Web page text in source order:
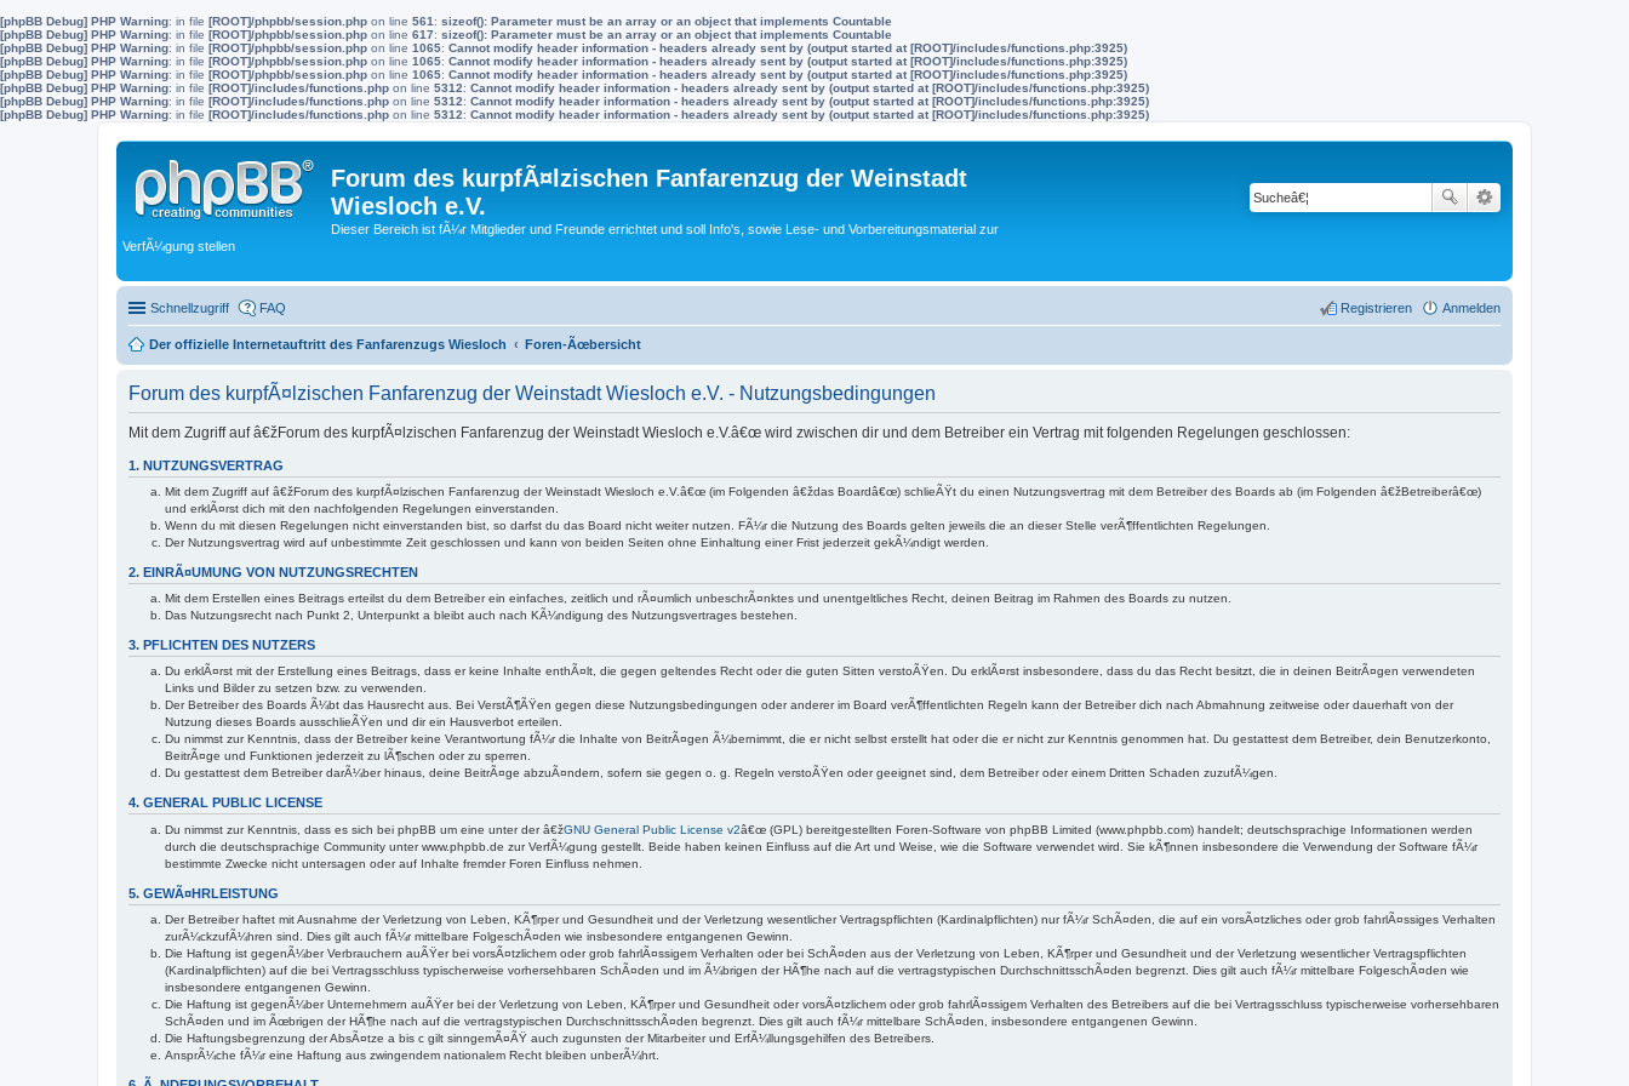
[phpBB Debug] PHP Warning: in file [ROOT]/phpbb/session.php on line 561 : sizeof(): Parameter must be an array or an object that implements Countable
[phpBB Debug] PHP Warning: in file [ROOT]/phpbb/session.php on line 617: sizeof(): Parameter must be an array or an object that implements Countable
[phpBB Debug] PHP Warning: in file [ROOT]/phpbb/session.php on line 1065: Cannot modify header information - headers already sent by (output started at [ROOT]/includes/functions.php:3925)
[phpBB Debug] PHP Warning: in file [ROOT]/phpbb/session.php on line 1065: Cannot modify header information - headers already sent by (output started at [ROOT]/includes/functions.php:3925)
[phpBB Debug] PHP Warning: in file [ROOT]/phpbb/session.php on line 1065: Cannot modify header information - headers already sent by (output started at [ROOT]/includes/functions.php:3925)
[phpBB Debug] PHP Warning: in file [ROOT]/includes/functions.php on line 5312: Cannot modify header information - headers already sent by (output started at [ROOT]/includes/functions.php:3925)
[phpBB Debug] PHP Warning: in file [ROOT]/includes/functions.php on line 5312: Cannot modify header information - headers already sent by (output started at [ROOT]/includes/functions.php:3925)
[phpBB Debug] PHP Warning: in file [ROOT]/includes/functions.php on line 5312: Cannot modify header information - headers already sent by (output started at [ROOT]/includes/functions.php:3925)
Forum des kurpfÃ¤lzischen Fanfarenzug der Weinstadt
Wiesloch e.V.
Dieser Bereich ist fÃ¼r Mitglieder und Freunde errichtet und soll Info's, sowie Lese- und Vorbereitungsmaterial zur
VerfÃ¼gung stellen
Schnellzugriff FAQ Anmelden
Registrieren
Der offizielle Internetauftritt des Fanfarenzugs Wiesloch Foren-Ãœbersicht
Forum des kurpfÃ¤lzischen Fanfarenzug der Weinstadt Wiesloch e.V. - Nutzungsbedingungen
Mit dem Zugriff auf â€žForum des kurpfÃ¤lzischen Fanfarenzug der Weinstadt Wiesloch e.V.â€œ wird zwischen dir und dem Betreiber ein Vertrag mit folgenden Regelungen geschlossen:
1. NUTZUNGSVERTRAG
Mit dem Zugriff auf â€žForum des kurpfÃ¤lzischen Fanfarenzug der Weinstadt Wiesloch e.V.â€œ (im Folgenden â€ždas Boardâ€œ) schlieÃŸt du einen Nutzungsvertrag mit dem Betreiber des Boards ab (im Folgenden â€žBetreiberâ€œ)
und erklÃ¤rst dich mit den nachfolgenden Regelungen einverstanden.
Wenn du mit diesen Regelungen nicht einverstanden bist, so darfst du das Board nicht weiter nutzen. FÃ¼r die Nutzung des Boards gelten jeweils die an dieser Stelle verÃ¶ffentlichten Regelungen.
Der Nutzungsvertrag wird auf unbestimmte Zeit geschlossen und kann von beiden Seiten ohne Einhaltung einer Frist jederzeit gekÃ¼ndigt werden.
2. EINRÃ¤UMUNG VON NUTZUNGSRECHTEN
Mit dem Erstellen eines Beitrags erteilst du dem Betreiber ein einfaches, zeitlich und rÃ¤umlich unbeschrÃ¤nktes und unentgeltliches Recht, deinen Beitrag im Rahmen des Boards zu nutzen.
Das Nutzungsrecht nach Punkt 2, Unterpunkt a bleibt auch nach KÃ¼ndigung des Nutzungsvertrages bestehen.
3. PFLICHTEN DES NUTZERS
Du erklÃ¤rst mit der Erstellung eines Beitrags, dass er keine Inhalte enthÃ¤lt, die gegen geltendes Recht oder die guten Sitten verstoÃŸen. Du erklÃ¤rst insbesondere, dass du das Recht besitzt, die in deinen BeitrÃ¤gen verwendeten
Links und Bilder zu setzen bzw. zu verwenden.
Der Betreiber des Boards Ã¼bt das Hausrecht aus. Bei VerstÃ¶ÃŸen gegen diese Nutzungsbedingungen oder anderer im Board verÃ¶ffentlichten Regeln kann der Betreiber dich nach Abmahnung zeitweise oder dauerhaft von der
Nutzung dieses Boards ausschlieÃŸen und dir ein Hausverbot erteilen.
Du nimmst zur Kenntnis, dass der Betreiber keine Verantwortung fÃ¼r die Inhalte von BeitrÃ¤gen Ã¼bernimmt, die er nicht selbst erstellt hat oder die er nicht zur Kenntnis genommen hat. Du gestattest dem Betreiber, dein Benutzerkonto,
BeitrÃ¤ge und Funktionen jederzeit zu lÃ¶schen oder zu sperren.
Du gestattest dem Betreiber darÃ¼ber hinaus, deine BeitrÃ¤ge abzuÃ¤ndern, sofern sie gegen o. g. Regeln verstoÃŸen oder geeignet sind, dem Betreiber oder einem Dritten Schaden zuzufÃ¼gen.
4. GENERAL PUBLIC LICENSE
Du nimmst zur Kenntnis, dass es sich bei phpBB um eine unter der â€žGNU General Public License v2â€œ (GPL) bereitgestellten Foren-Software von phpBB Limited (www.phpbb.com) handelt; deutschsprachige Informationen werden
durch die deutschsprachige Community unter www.phpbb.de zur VerfÃ¼gung gestellt. Beide haben keinen Einfluss auf die Art und Weise, wie die Software verwendet wird. Sie kÃ¶nnen insbesondere die Verwendung der Software fÃ¼r
bestimmte Zwecke nicht untersagen oder auf Inhalte fremder Foren Einfluss nehmen.
5. GEWÃ¤HRLEISTUNG
Der Betreiber haftet mit Ausnahme der Verletzung von Leben, KÃ¶rper und Gesundheit und der Verletzung wesentlicher Vertragspflichten (Kardinalpflichten) nur fÃ¼r SchÃ¤den, die auf ein vorsÃ¤tzliches oder grob fahrlÃ¤ssiges Verhalten
zurÃ¼ckzufÃ¼hren sind. Dies gilt auch fÃ¼r mittelbare FolgeschÃ¤den wie insbesondere entgangenen Gewinn.
Die Haftung ist gegenÃ¼ber Verbrauchern auÃŸer bei vorsÃ¤tzlichem oder grob fahrlÃ¤ssigem Verhalten oder bei SchÃ¤den aus der Verletzung von Leben, KÃ¶rper und Gesundheit und der Verletzung wesentlicher Vertragspflichten
(Kardinalpflichten) auf die bei Vertragsschluss typischerweise vorhersehbaren SchÃ¤den und im Ã¼brigen der HÃ¶he nach auf die vertragstypischen DurchschnittsschÃ¤den begrenzt. Dies gilt auch fÃ¼r mittelbare FolgeschÃ¤den wie
insbesondere entgangenen Gewinn.
Die Haftung ist gegenÃ¼ber Unternehmern auÃŸer bei der Verletzung von Leben, KÃ¶rper und Gesundheit oder vorsÃ¤tzlichem oder grob fahrlÃ¤ssigem Verhalten des Betreibers auf die bei Vertragsschluss typischerweise vorhersehbaren
SchÃ¤den und im Ãœbrigen der HÃ¶he nach auf die vertragstypischen DurchschnittsschÃ¤den begrenzt. Dies gilt auch fÃ¼r mittelbare SchÃ¤den, insbesondere entgangenen Gewinn.
Die Haftungsbegrenzung der AbsÃ¤tze a bis c gilt sinngemÃ¤ÃŸ auch zugunsten der Mitarbeiter und ErfÃ¼llungsgehilfen des Betreibers.
AnsprÃ¼che fÃ¼r eine Haftung aus zwingendem nationalem Recht bleiben unberÃ¼hrt.